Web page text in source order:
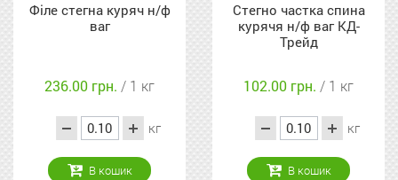
Філе стегна куряч н/ф
ваг
236.00 грн. / 1 кг
кг
В кошик
Стегно частка спина
курячя н/ф ваг КД-
Трейд
102.00 грн. / 1 кг
кг
В кошик